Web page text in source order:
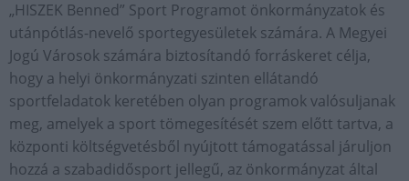
„HISZEK Benned” Sport Programot önkormányzatok és
utánpótlás-nevelő sportegyesületek számára. A Megyei
Jogú Városok számára biztosítandó forráskeret célja,
hogy a helyi önkormányzati szinten ellátandó
sportfeladatok keretében olyan programok valósuljanak
meg, amelyek a sport tömegesítését szem előtt tartva, a
központi költségvetésből nyújtott támogatással járuljon
hozzá a szabadidősport jellegű, az önkormányzat által